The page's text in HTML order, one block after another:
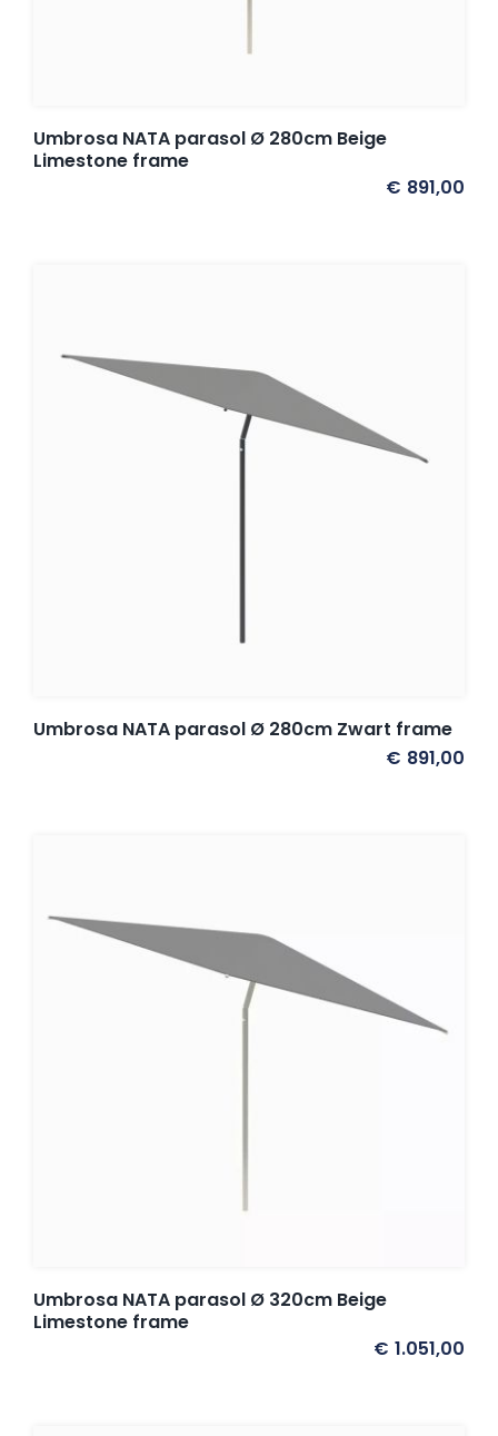
Umbrosa NATA parasol Ø 280cm Beige
Limestone frame
€ 891,00
Umbrosa NATA parasol Ø 280cm Zwart frame
€ 891,00
Umbrosa NATA parasol Ø 320cm Beige
Limestone frame
€ 1.051,00